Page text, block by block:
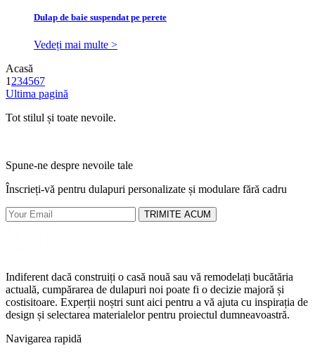
Dulap de baie suspendat pe perete
Vedeți mai multe >
Acasă
1 234567
Ultima pagină
Tot stilul și toate nevoile.
Spune-ne despre nevoile tale
Înscrieți-vă pentru dulapuri personalizate și modulare fără cadru
TRIMITE ACUM
Indiferent dacă construiți o casă nouă sau vă remodelați bucătăria
actuală, cumpărarea de dulapuri noi poate fi o decizie majoră și
costisitoare. Experții noștri sunt aici pentru a vă ajuta cu inspirația de
design și selectarea materialelor pentru proiectul dumneavoastră.
Navigarea rapidă